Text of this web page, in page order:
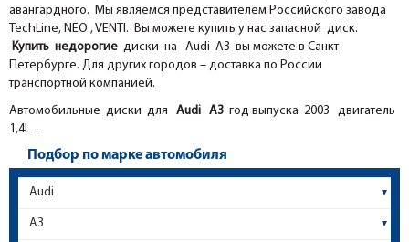
авангардного. Мы являемся представителем Российского завода
TechLine, NEO , VENTI. Вы можете купить у нас запасной диск.
Купить недорогие диски на Audi A3 вы можете в Санкт-
Петербурге. Для других городов – доставка по России
транспортной компанией.
Автомобильные диски для
Audi A3 год выпуска 2003 двигатель
1,4L .
Подбор по марке автомобиля